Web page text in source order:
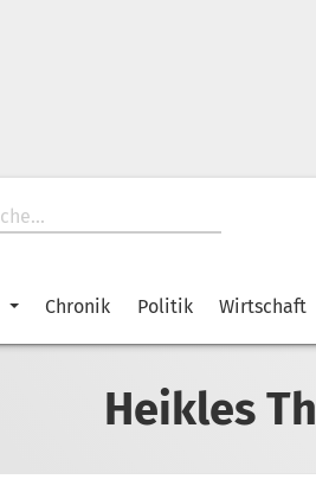
Chronik Politik Wirtschaft
Heikles